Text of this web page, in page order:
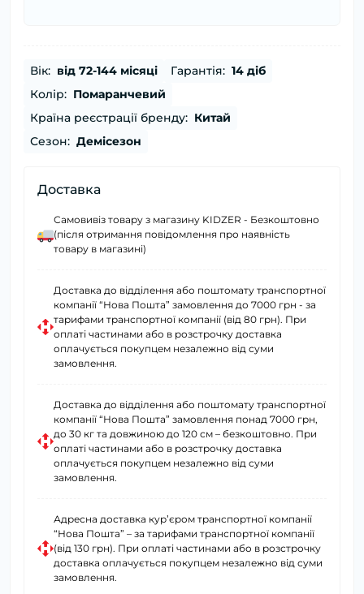
Вік: від 72-144 місяці Гарантія: 14 діб
Колір: Помаранчевий
Країна реєстрації бренду: Китай
Сезон: Демісезон
Доставка
Самовивіз товару з магазину KIDZER - Безкоштовно
(після отримання повідомлення про наявність
товару в магазині)
Доставка до відділення або поштомату транспортної
компанії “Нова Пошта” замовлення до 7000 грн - за
тарифами транспортної компанії (від 80 грн). При
оплаті частинами або в розстрочку доставка
оплачується покупцем незалежно від суми
замовлення.
Доставка до відділення або поштомату транспортної
компанії “Нова Пошта” замовлення понад 7000 грн,
до 30 кг та довжиною до 120 см – безкоштовно. При
оплаті частинами або в розстрочку доставка
оплачується покупцем незалежно від суми
замовлення.
Адресна доставка курʼєром транспортної компанії
“Нова Пошта” – за тарифами транспортної компанії
(від 130 грн). При оплаті частинами або в розстрочку
доставка оплачується покупцем незалежно від суми
замовлення.